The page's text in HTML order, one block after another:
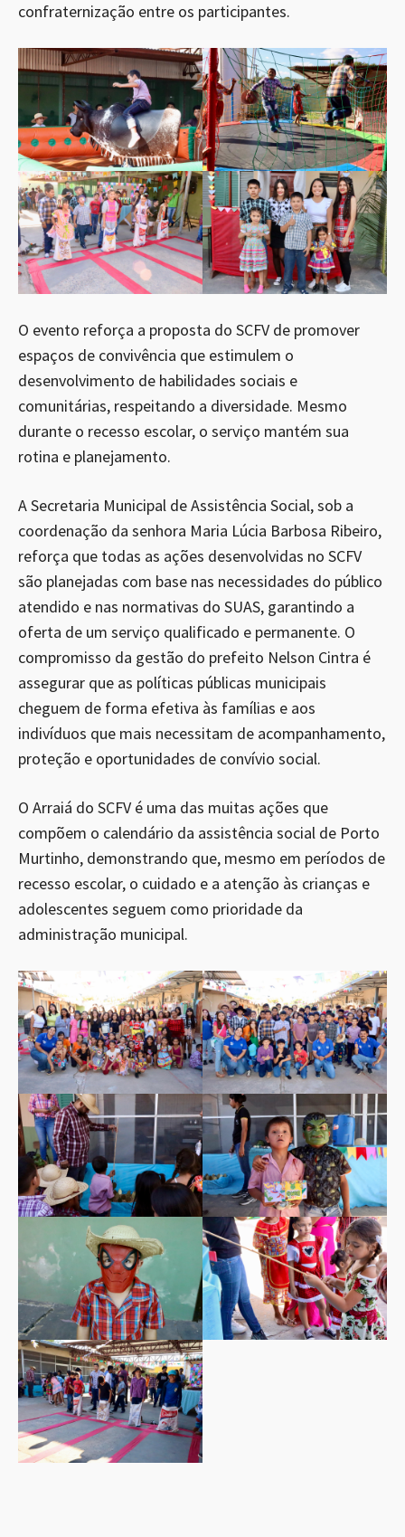
confraternização entre os participantes.
O evento reforça a proposta do SCFV de promover
espaços de convivência que estimulem o
desenvolvimento de habilidades sociais e
comunitárias, respeitando a diversidade. Mesmo
durante o recesso escolar, o serviço mantém sua
rotina e planejamento.
A Secretaria Municipal de Assistência Social, sob a
coordenação da senhora Maria Lúcia Barbosa Ribeiro,
reforça que todas as ações desenvolvidas no SCFV
são planejadas com base nas necessidades do público
atendido e nas normativas do SUAS, garantindo a
oferta de um serviço qualificado e permanente. O
compromisso da gestão do prefeito Nelson Cintra é
assegurar que as políticas públicas municipais
cheguem de forma efetiva às famílias e aos
indivíduos que mais necessitam de acompanhamento,
proteção e oportunidades de convívio social.
O Arraiá do SCFV é uma das muitas ações que
compõem o calendário da assistência social de Porto
Murtinho, demonstrando que, mesmo em períodos de
recesso escolar, o cuidado e a atenção às crianças e
adolescentes seguem como prioridade da
administração municipal.